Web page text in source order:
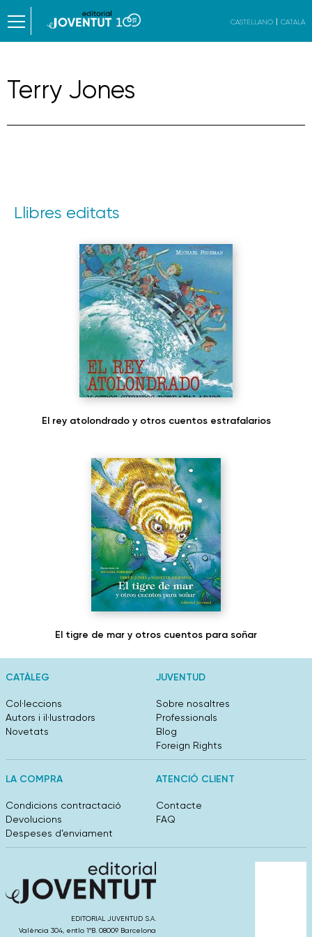
CASTELLANO CATALÀ
Terry Jones
Llibres editats
El rey atolondrado y otros cuentos estrafalarios
El tigre de mar y otros cuentos para soñar
CATÀLEG
Col·leccions
Autors i il·lustradors
Novetats
JUVENTUD
Sobre nosaltres
Professionals
Blog
Foreign Rights
LA COMPRA
Condicions contractació
Devolucions
Despeses d’enviament
ATENCIÓ CLIENT
Contacte
FAQ
EDITORIAL JUVENTUD S.A.
València 304, entlo 1ºB. 08009 Barcelona